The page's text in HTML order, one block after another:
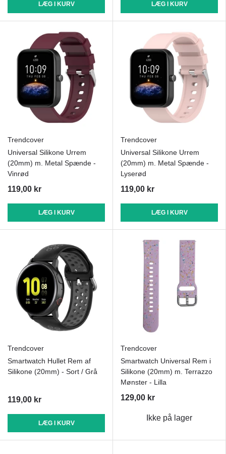
LÆG I KURV LÆG I KURV
Trendcover
Universal Silikone Urrem
(20mm) m. Metal Spænde -
Vinrød
119,00 kr
LÆG I KURV
Trendcover
Universal Silikone Urrem
(20mm) m. Metal Spænde -
Lyserød
119,00 kr
LÆG I KURV
Trendcover
Smartwatch Hullet Rem af
Silikone (20mm) - Sort / Grå
119,00 kr
LÆG I KURV
Trendcover
Smartwatch Universal Rem i
Silikone (20mm) m. Terrazzo
Mønster - Lilla
129,00 kr
Ikke på lager